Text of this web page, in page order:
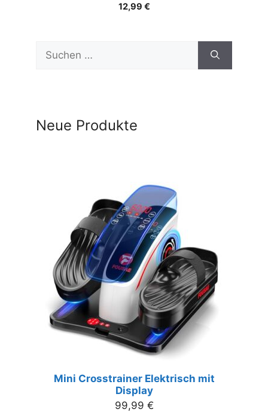
12,99 €
nach:
Neue Produkte
Mini Crosstrainer Elektrisch mit
Display
99,99 €